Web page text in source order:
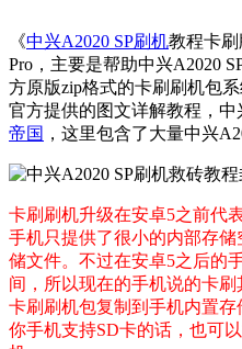
《中兴A2020 SP刷机教程卡刷
Pro，主要是帮助中兴A2020
方原版zip格式的卡刷刷机包
官方提供的图文详解教程，中
帝国 ，这里包含了大量中兴
卡刷刷机升级在安卓5之前代
手机只提供了很小的内部存
储文件。不过在安卓5之后的
间，所以现在的手机说的卡
卡刷刷机包复制到手机内置
你手机支持SD卡的话，也可